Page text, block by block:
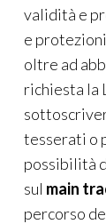
validità e
e
oltre ad
richiesta la
tesserati o
possibilità
sul main
percorso